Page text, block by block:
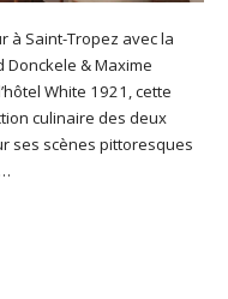
à Saint-Tropez avec la
& Maxime
White 1921, cette
culinaire des deux
ses scènes pittoresques